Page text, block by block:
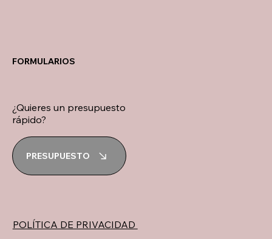
FORMULARIOS
¿Quieres un presupuesto
rápido?
PRESUPUESTO
POLÍTICA DE PRIVACIDAD